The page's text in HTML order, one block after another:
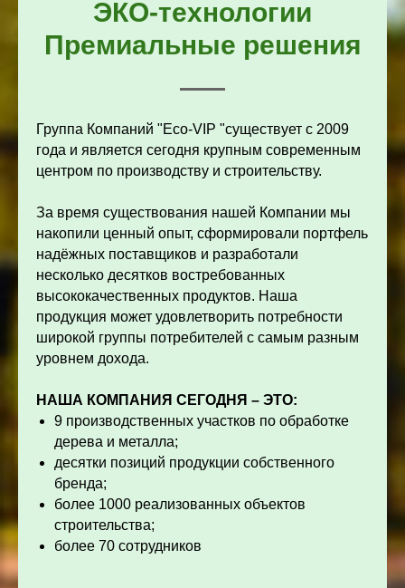
ЭКО-технологии
Премиальные решения
Группа Компаний "Eco-VIP "существует с 2009
года и является сегодня крупным современным
центром по производству и строительству.
За время существования нашей Компании мы
накопили ценный опыт, сформировали портфель
надёжных поставщиков и разработали
несколько десятков востребованных
высококачественных продуктов. Наша
продукция может удовлетворить потребности
широкой группы потребителей с самым разным
уровнем дохода.
НАША КОМПАНИЯ СЕГОДНЯ – ЭТО:
9 производственных участков по обработке
дерева и металла;
десятки позиций продукции собственного
бренда;
более 1000 реализованных объектов
строительства;
более 70 сотрудников